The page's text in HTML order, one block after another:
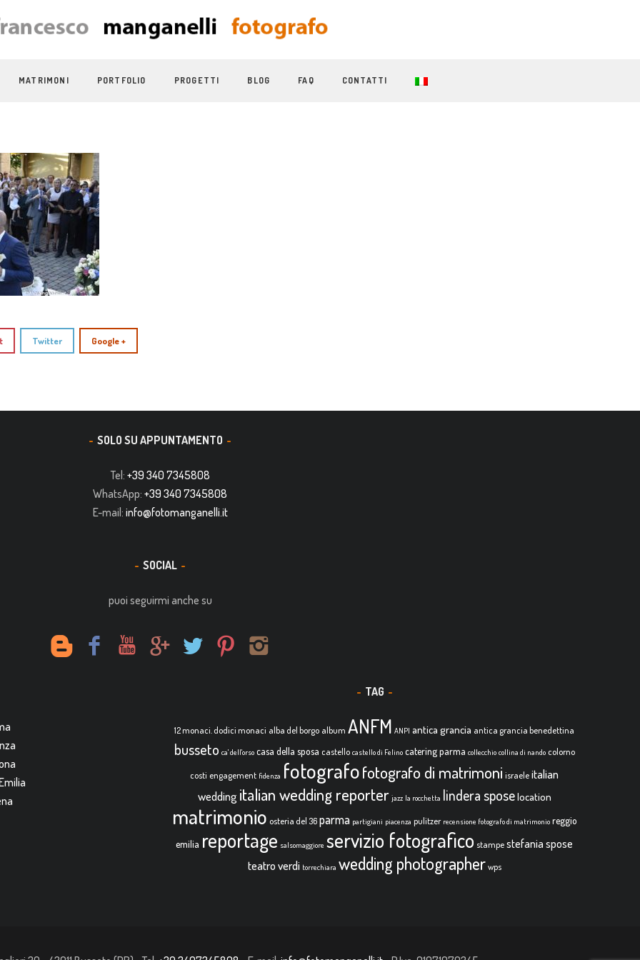
MATRIMONI PORTFOLIO PROGETTI BLOG FAQ CONTATTI
Twitter Google +
SOLO SU APPUNTAMENTO
Tel: +39 340 7345808
WhatsApp: +39 340 7345808
E-mail: info@fotomanganelli.it
SOCIAL
puoi seguirmi anche su
TAG
12 monaci. dodici monaci alba del borgo album ANFM ANPI antica grancia antica grancia benedettina
busseto ca' dell'orso casa della sposa castello castello di Felino catering parma collecchio collina di nando colorno
costi engagement fidenza fotografofotografo di matrimoni israeleitalian
wedding italian wedding reporter jazz la rocchetta lindera sposelocation
matrimonio osteria del 36 parma partigiani piacenza pulitzer recensione fotografo di matrimonio reggio
emilia reportage salsomaggiore servizio fotografico stampestefania spose
teatro verdi torrechiara wedding photographer wps